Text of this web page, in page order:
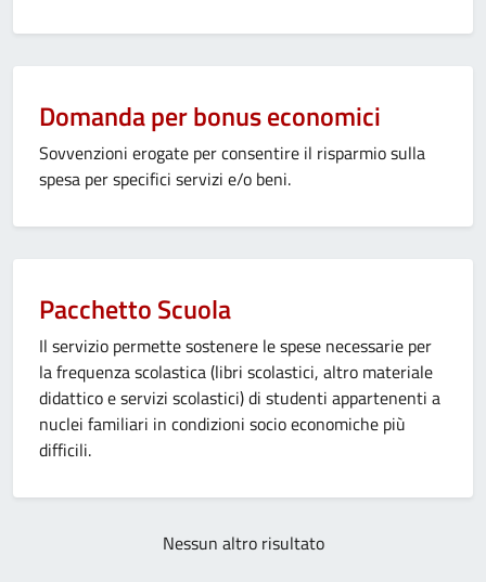
Domanda per bonus economici
Sovvenzioni erogate per consentire il risparmio sulla
spesa per specifici servizi e/o beni.
Pacchetto Scuola
Il servizio permette sostenere le spese necessarie per
la frequenza scolastica (libri scolastici, altro materiale
didattico e servizi scolastici) di studenti appartenenti a
nuclei familiari in condizioni socio economiche più
difficili.
Nessun altro risultato